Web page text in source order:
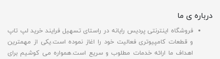
درباره ی ما
فروشگاه اینترنتی پردیس رایانه در راستای تسهیل فرایند خرید لپ تاپ
و قطعات کامپیوتری فعالیت خود را اغاز نموده است.یکی از مهمترین
اهداف ما ارائه خدمات مطلوب و سریع است.همواره می کوشیم برای